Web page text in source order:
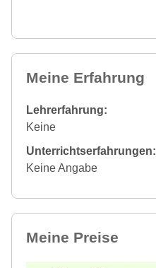
Meine Erfahrung
Lehrerfahrung:
Keine
Unterrichtserfahrungen:
Keine Angabe
Meine Preise